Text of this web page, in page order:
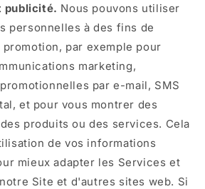
publicité. Nous pouvons utiliser
personnelles à des fins de
par exemple pour
marketing,
par e-mail, SMS
et pour vous montrer des
produits ou des services. Cela
de vos informations
mieux adapter les Services et
Site et d'autres sites web. Si